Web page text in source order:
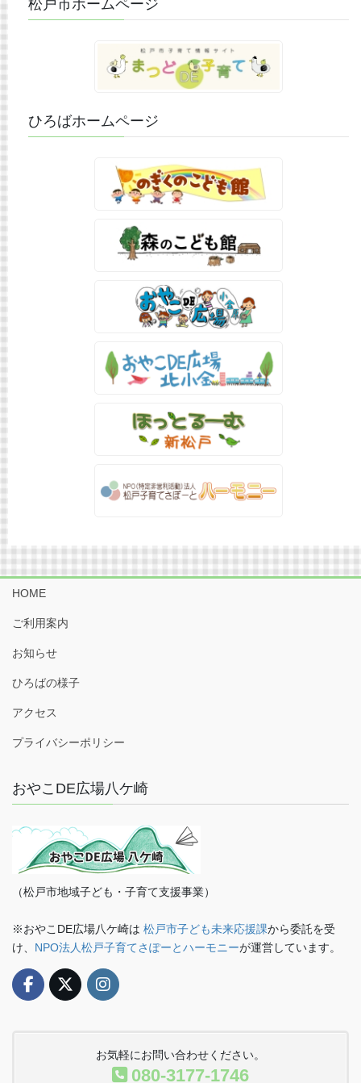
松戸市ホームページ
ひろばホームページ
HOME
ご利用案内
お知らせ
ひろばの様子
アクセス
プライバシーポリシー
おやこDE広場八ケ崎
（松戸市地域子ども・子育て支援事業）
※おやこDE広場八ケ崎は 松戸市子ども未来応援課から委託を受
け、 NPO法人松戸子育てさぽーとハーモニーが運営しています。
お気軽にお問い合わせください。
080-3177-1746